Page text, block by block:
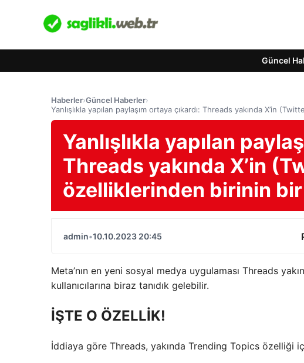
Güncel
Haberler›Güncel Haberler›
Yanlışlıkla yapılan paylaşım ortaya çıkardı: Threads yakında X’in
Yanlışlıkla yapılan
Threads yakında X’in
özelliklerinden birinin
admin•10.10.2023 20:45
Meta’nın en yeni sosyal medya uygulaması Threads
kullanıcılarına biraz tanıdık gelebilir.
İŞTE O ÖZELLİK!
İddiaya göre Threads, yakında Trending Topics özelliği